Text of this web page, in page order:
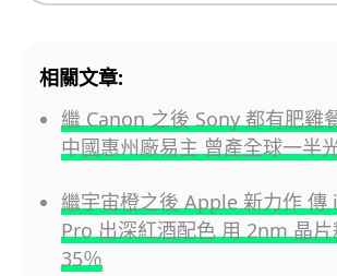
相關文章:
繼 Canon 之後 Sony 都有肥雞
中國惠州廠易主 曾產全球一半
繼宇宙橙之後 Apple 新力作 傳
Pro 出深紅酒配色 用 2nm 晶
35％